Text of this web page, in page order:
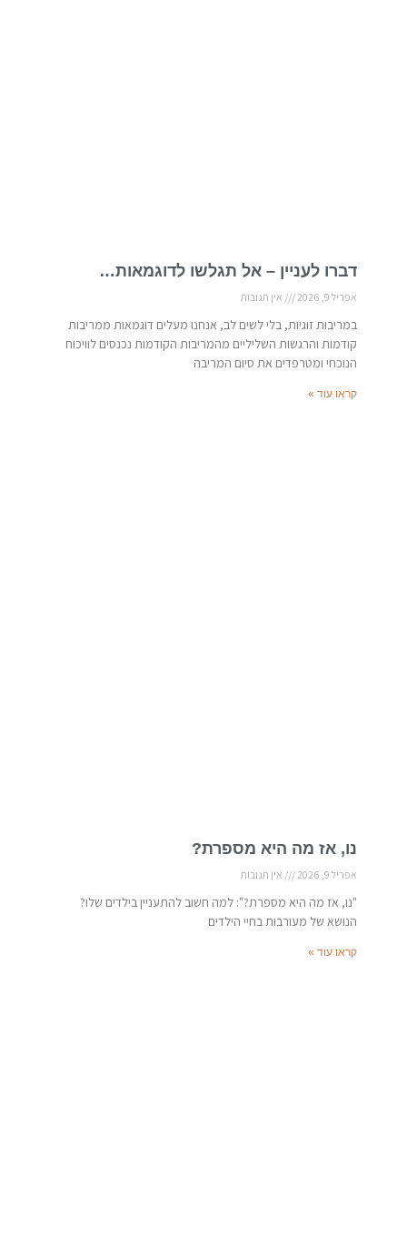
דברו לעניין – אל תגלשו לדוגמאות…
אפריל 9, 2026 אין תגובות
במריבות זוגיות, בלי לשים לב, אנחנו מעלים דוגמאות ממריבות
קודמות והרגשות השליליים מהמריבות הקודמות נכנסים לוויכוח
הנוכחי ומטרפדים את סיום המריבה
קראו עוד »
נו, אז מה היא מספרת?
אפריל 9, 2026 אין תגובות
"נו, אז מה היא מספרת?": למה חשוב להתעניין בילדים שלו?
הנושא של מעורבות בחיי הילדים
קראו עוד »